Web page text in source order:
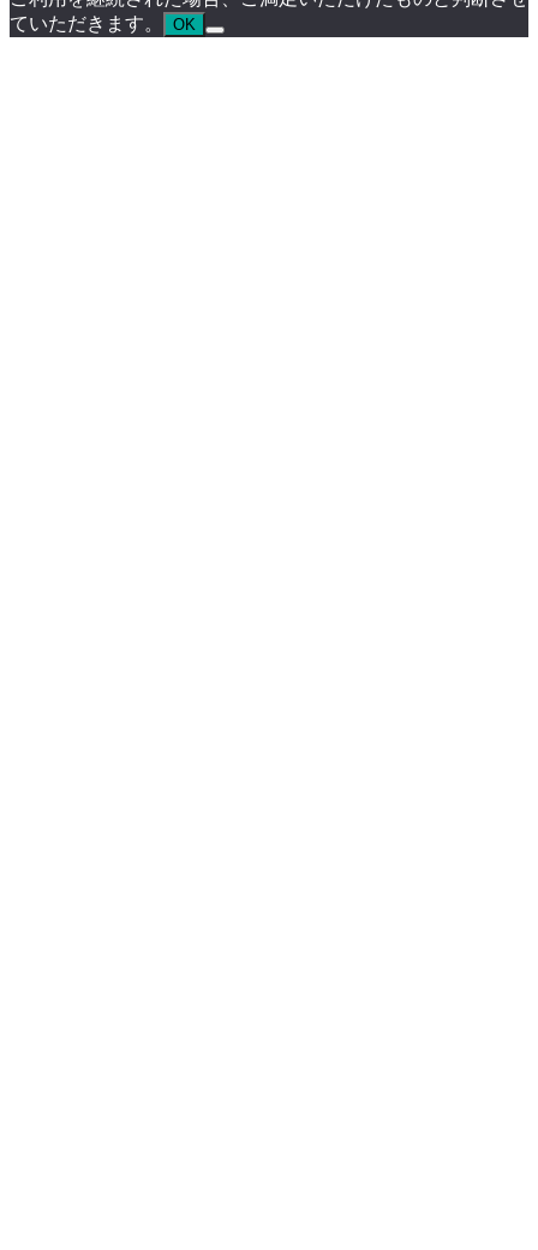
ていただきます。
OK